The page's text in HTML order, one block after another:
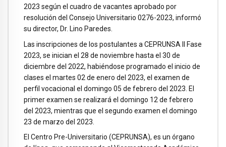
2023 según el cuadro de vacantes aprobado por
resolución del Consejo Universitario 0276-2023, informó
su director, Dr. Lino Paredes.
Las inscripciones de los postulantes a CEPRUNSA II Fase
2023, se inician el 28 de noviembre hasta el 30 de
diciembre del 2022, habiéndose programado el inicio de
clases el martes 02 de enero del 2023, el examen de
perfil vocacional el domingo 05 de febrero del 2023. El
primer examen se realizará el domingo 12 de febrero
del 2023, mientras que el segundo examen el domingo
23 de marzo del 2023.
El Centro Pre-Universitario (CEPRUNSA), es un órgano